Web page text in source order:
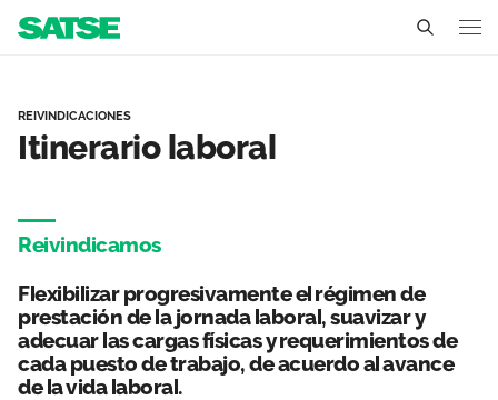
Conócenos
Delegados Sindicales
Estructura organizativa
Transparencia
Ámbitos de negociación
Secciones sindicales
Qué ofrecemos
Servicios
Actualidad
Temas
Contáctanos
REIVINDICACIONES
Itinerario laboral
Reivindicamos
Flexibilizar progresivamente el régimen de
prestación de la jornada laboral, suavizar y
adecuar las cargas físicas y requerimientos de
cada puesto de trabajo, de acuerdo al avance
de la vida laboral.